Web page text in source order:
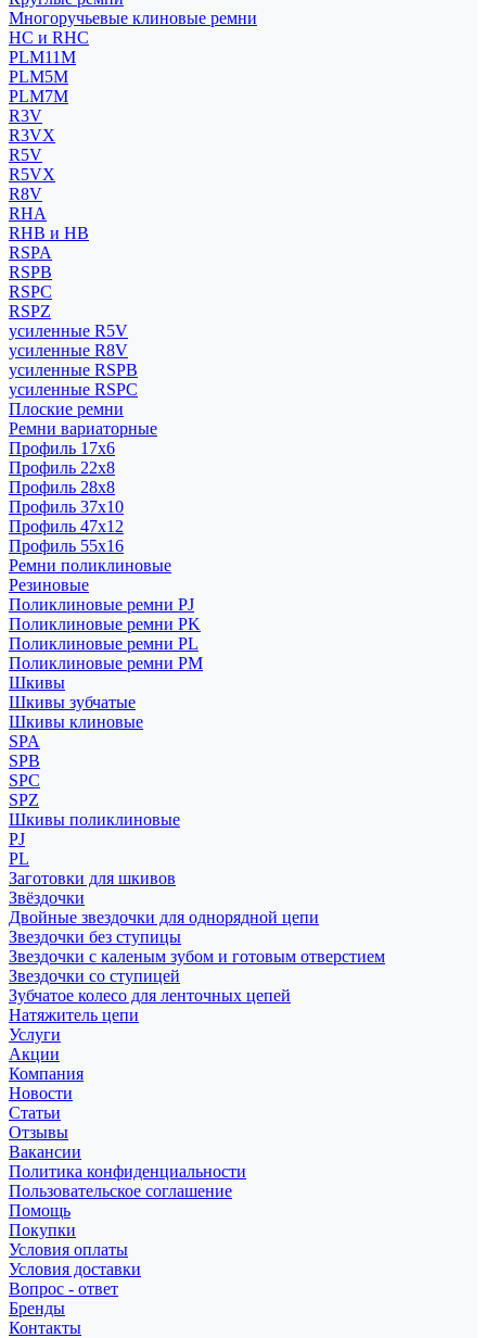
Многоручьевые клиновые ремни
HC и RHC
PLM11M
PLM5M
PLM7M
R3V
R3VX
R5V
R5VX
R8V
RHA
RHB и HB
RSPA
RSPB
RSPC
RSPZ
усиленные R5V
усиленные R8V
усиленные RSPB
усиленные RSPC
Плоские ремни
Ремни вариаторные
Профиль 17x6
Профиль 22x8
Профиль 28x8
Профиль 37x10
Профиль 47x12
Профиль 55x16
Ремни поликлиновые
Резиновые
Поликлиновые ремни PJ
Поликлиновые ремни PK
Поликлиновые ремни PL
Поликлиновые ремни PM
Шкивы
Шкивы зубчатые
Шкивы клиновые
SPA
SPB
SPC
SPZ
Шкивы поликлиновые
PJ
PL
Заготовки для шкивов
Звёздочки
Двойные звездочки для однорядной цепи
Звездочки без ступицы
Звездочки с каленым зубом и готовым отверстием
Звездочки со ступицей
Зубчатое колесо для ленточных цепей
Натяжитель цепи
Услуги
Акции
Компания
Новости
Статьи
Отзывы
Вакансии
Политика конфиденциальности
Пользовательское соглашение
Помощь
Покупки
Условия оплаты
Условия доставки
Вопрос - ответ
Бренды
Контакты